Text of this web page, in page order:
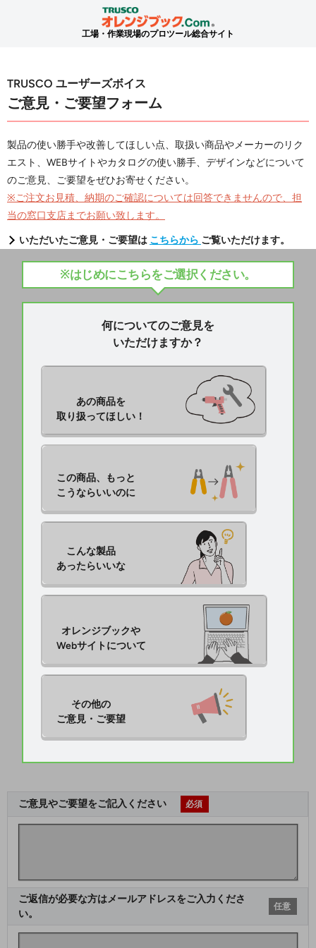
工場・作業現場のプロツール総合サイト
TRUSCO ユーザーズボイス
ご意見・ご要望フォーム
製品の使い勝手や改善してほしい点、取扱い商品やメーカーのリク
エスト、WEBサイトやカタログの使い勝手、デザインなどについて
のご意見、ご要望をぜひお寄せください。
※ご注文お見積、納期のご確認については回答できませんので、担
当の窓口支店までお願い致します。
いただいたご意見・ご要望は こちらから ご覧いただけます。
※はじめにこちらをご選択ください。
何についてのご意見を
いただけますか？
あの商品を
取り扱ってほしい！
この商品、もっと
こうならいいのに
こんな製品
あったらいいな
オレンジブックや
Webサイトについて
その他の
ご意見・ご要望
ご意見やご要望をご記入ください 必須
ご返信が必要な方はメールアドレスをご入力くださ
い。
任意